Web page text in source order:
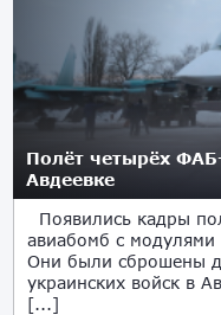
Полёт четырёх
Авдеевке
Появились кадры
авиабомб с
Они были сброшены
украинских войск в
[...]